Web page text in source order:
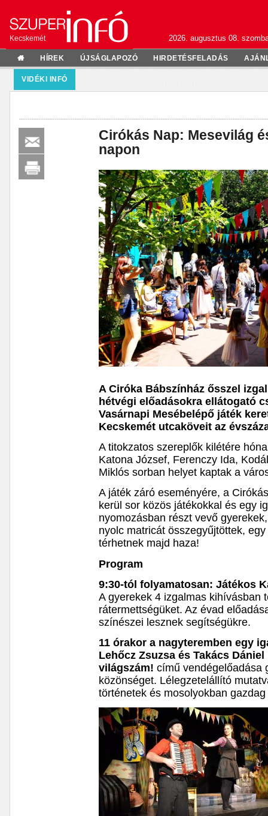
Kecskemét 2026. augusztus 08.
HÍREK ÚJSÁGLAPOZÓ HIRDETÉSFELADÁS
VIDÉKI INFÓ
Cirókás Nap: Mesevilág
napon
A Ciróka Bábszínház ősszel
hétvégi előadásokra ellátogató
Vasárnapi Mesébelépő játék
Kecskemét utcaköveit az
A titokzatos szereplők kilétére
Katona József, Ferenczy Ida,
Miklós sorban helyet kaptak a
A játék záró eseményére, a
kerül sor közös játékokkal és egy
nyomozásban részt vevő
nyolc matricát összegyűjtöttek,
térhetnek majd haza!
Program
9:30-tól folyamatosan: Játékos
A gyerekek 4 izgalmas kihívásban
rátermettségüket. Az évad
színészei lesznek segítségükre.
11 órakor a nagyteremben egy
Lehőcz Zsuzsa és Takács
világszám! című vendégelőadása
közönséget. Lélegzetelállító
történetek és mosolyokban